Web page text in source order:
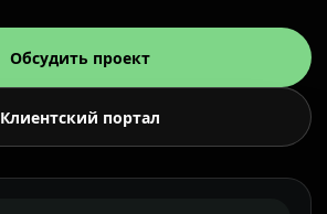
Обсудить проект
Клиентский портал